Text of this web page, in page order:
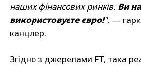
наших фінансових ринків. Ви
використовуєте євро!", —
канцлер.
Згідно з джерелами FT, така